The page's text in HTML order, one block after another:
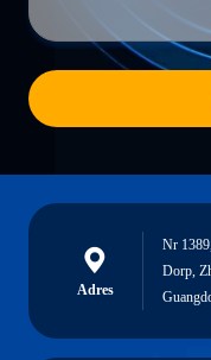
Adres
Nr
Dorp,